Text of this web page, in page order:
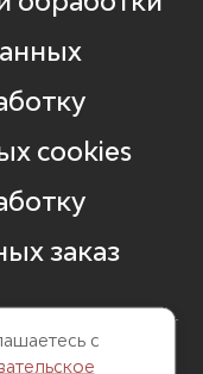
с
cookies
заказ